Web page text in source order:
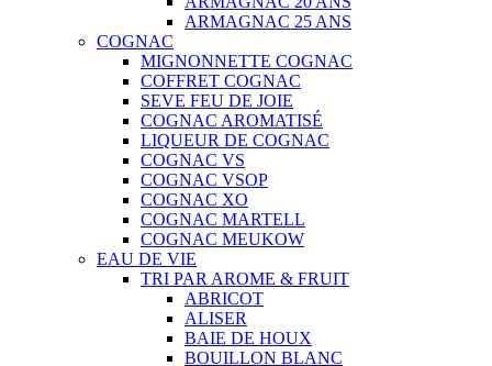
ARMAGNAC 25 ANS
COGNAC
MIGNONNETTE COGNAC
COFFRET COGNAC
SEVE FEU DE JOIE
COGNAC AROMATISÉ
LIQUEUR DE COGNAC
COGNAC VS
COGNAC VSOP
COGNAC XO
COGNAC MARTELL
COGNAC MEUKOW
EAU DE VIE
TRI PAR AROME & FRUIT
ABRICOT
ALISER
BAIE DE HOUX
BOUILLON BLANC